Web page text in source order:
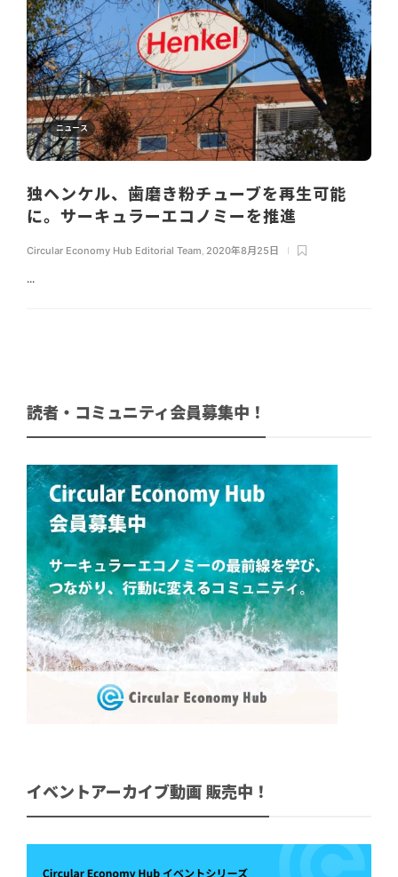
ニュース
独ヘンケル、歯磨き粉チューブを再生可能
に。サーキュラーエコノミーを推進
Circular Economy Hub Editorial Team 2020年8月25日
...
読者・コミュニティ会員募集中！
イベントアーカイブ動画 販売中！